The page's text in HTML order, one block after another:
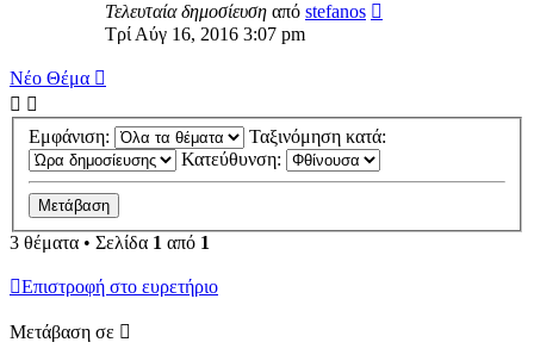
Τελευταία δημοσίευση από stefanos
Τρί Αύγ 16, 2016 3:07 pm
Νέο Θέμα
Εμφάνιση:
Ταξινόμηση κατά:
Κατεύθυνση:
3 θέματα • Σελίδα 1 από 1
Επιστροφή στο ευρετήριο
Μετάβαση σε